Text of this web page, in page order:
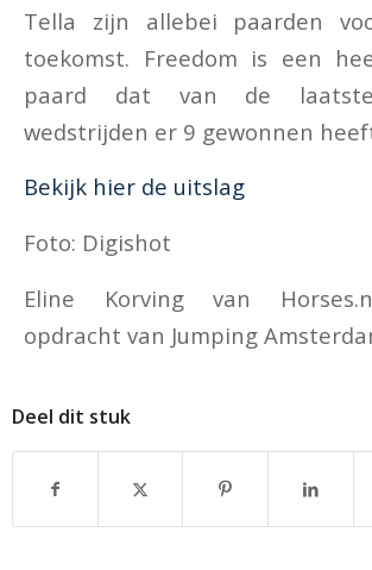
Tella zijn allebei paarden
toekomst. Freedom is een
paard dat van de
wedstrijden er 9 gewonnen
Bekijk hier de uitslag
Foto: Digishot
Eline Korving van
opdracht van Jumping
Deel dit stuk